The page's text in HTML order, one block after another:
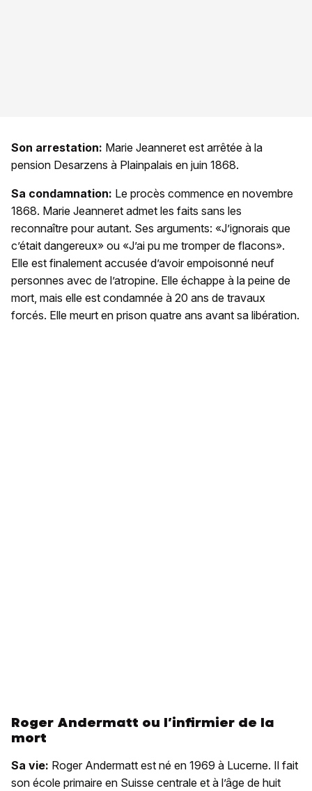
Son arrestation: Marie Jeanneret est arrêtée à la
pension Desarzens à Plainpalais en juin 1868.
Sa condamnation: Le procès commence en novembre
1868. Marie Jeanneret admet les faits sans les
reconnaître pour autant. Ses arguments: «J’ignorais que
c’était dangereux» ou «J’ai pu me tromper de flacons».
Elle est finalement accusée d’avoir empoisonné neuf
personnes avec de l’atropine. Elle échappe à la peine de
mort, mais elle est condamnée à 20 ans de travaux
forcés. Elle meurt en prison quatre ans avant sa libération.
Roger Andermatt ou l’infirmier de la
mort
Sa vie: Roger Andermatt est né en 1969 à Lucerne. Il fait
son école primaire en Suisse centrale et à l’âge de huit